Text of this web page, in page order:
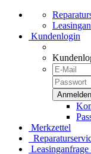
Kundenlogin
Merkzettel